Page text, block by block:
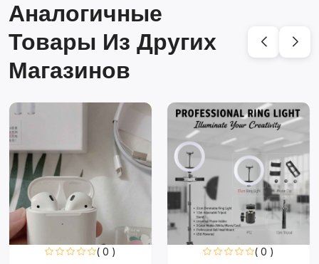
Аналогичные
Товары Из Других
Магазинов
( 0 ) ( 0 )